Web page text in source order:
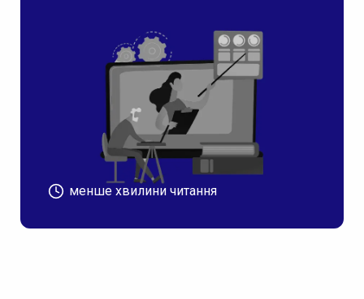
менше хвилини читання